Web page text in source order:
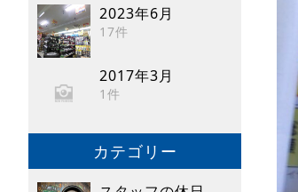
2023年6月
17件
2017年3月
1件
カテゴリー